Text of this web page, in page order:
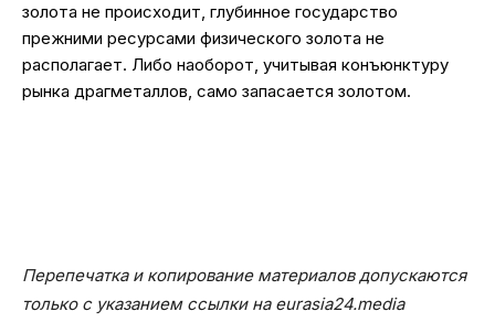
золота не происходит, глубинное государство
прежними ресурсами физического золота не
располагает. Либо наоборот, учитывая конъюнктуру
рынка драгметаллов, само запасается золотом.
Перепечатка и копирование материалов допускаются
только с указанием ссылки на eurasia24.media